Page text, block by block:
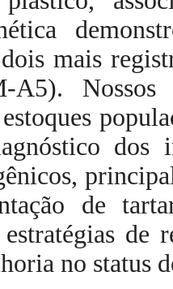
mais
Nossos
dos
de
estratégias de
no status